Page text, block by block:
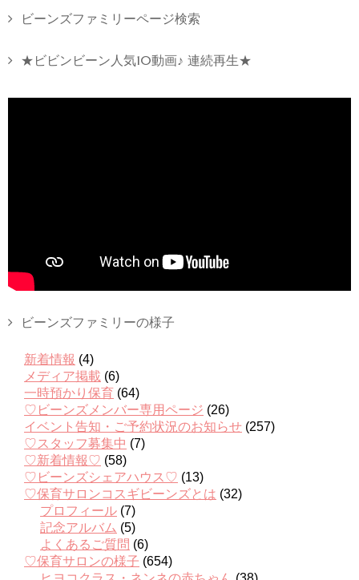
ビーンズファミリーページ検索
★ビビンビーン人気10動画♪ 連続再生★
ビーンズファミリーの様子
新着情報 (4)
メディア掲載 (6)
一時預かり保育 (64)
♡ビーンズメンバー専用ページ (26)
イベント告知・ご予約状況のお知らせ (257)
♡スタッフ募集中 (7)
♡新着情報♡ (58)
♡ビーンズシェアハウス♡ (13)
♡保育サロンコスギビーンズとは (32)
プロフィール (7)
記念アルバム (5)
よくあるご質問 (6)
♡保育サロンの様子 (654)